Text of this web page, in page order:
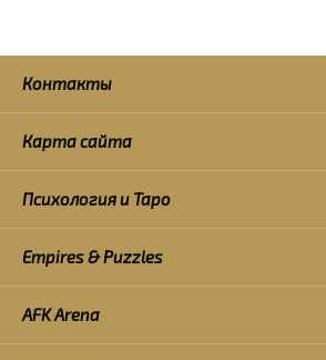
Контакты
Карта сайта
Психология и Таро
Empires & Puzzles
AFK Arena